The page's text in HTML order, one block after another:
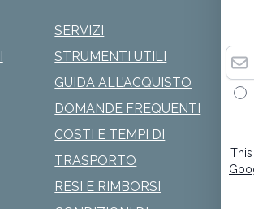
SERVIZI
STRUMENTI UTILI
GUIDA ALL'ACQUISTO
DOMANDE FREQUENTI
COSTI E TEMPI DI
TRASPORTO
RESI E RIMBORSI